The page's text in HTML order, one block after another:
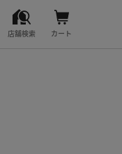
店舗検索 カート